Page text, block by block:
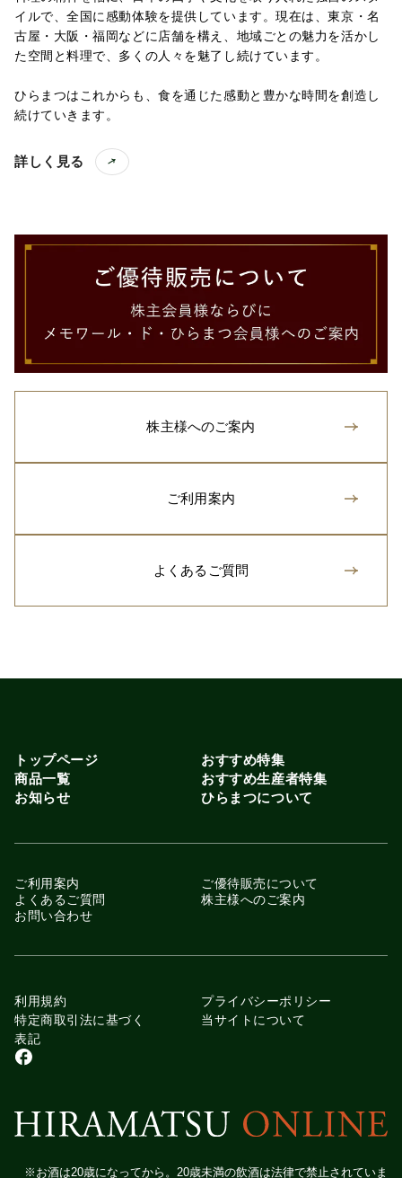
イルで、全国に感動体験を提供しています。現在は、東京・名
古屋・大阪・福岡などに店舗を構え、地域ごとの魅力を活かし
た空間と料理で、多くの人々を魅了し続けています。
ひらまつはこれからも、食を通じた感動と豊かな時間を創造し
続けていきます。
詳しく見る
株主様へのご案内
ご利用案内
よくあるご質問
トップページ
商品一覧
お知らせ
おすすめ特集
おすすめ生産者特集
ひらまつについて
ご利用案内
よくあるご質問
お問い合わせ
ご優待販売について
株主様へのご案内
利用規約
プライバシーポリシー
特定商取引法に基づく
表記
当サイトについて
※お酒は20歳になってから。20歳未満の飲酒は法律で禁止されていま